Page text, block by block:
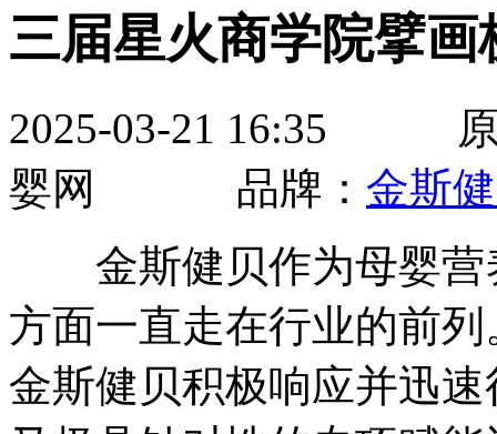
三届星火商学院擘画
2025-03-21 16:35 原
婴网 品牌： 金斯
金斯健贝作为母婴营
方面一直走在行业的前
金斯健贝积极响应并迅